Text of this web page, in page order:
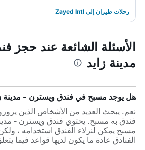
رحلات طيران إلى Zayed Intl
الأسئلة الشائعة عند حجز
مدينة زايد
هل يوجد مسبح في فندق ويسترن - مدينة
نعم. يبحث العديد من الأشخاص الذين
فندق به مسبح. يحتوي فندق ويسترن -
مسبح يمكن لنزلاء الفندق استخدامه ،
الفنادق عادة ما يكون لديها قواعد فيما